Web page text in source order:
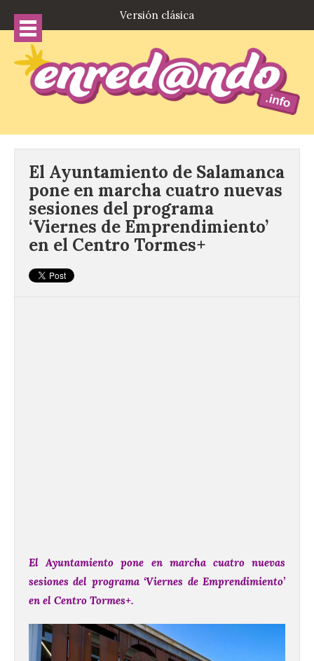
Versión clásica
El Ayuntamiento de Salamanca
pone en marcha cuatro nuevas
sesiones del programa
‘Viernes de Emprendimiento’
en el Centro Tormes+
El Ayuntamiento pone en marcha cuatro nuevas
sesiones del programa ‘Viernes de Emprendimiento’
en el Centro Tormes+.